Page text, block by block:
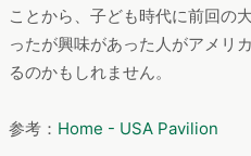
ことから、子ども時代に前回の
ったが興味があった人がアメリ
るのかもしれません。
参考： Home - USA Pavilion